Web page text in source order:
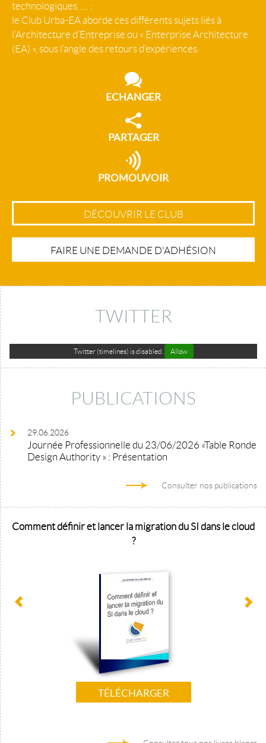
technologiques, … :
le Club Urba-EA aborde ces différents sujets liés à
l’Architecture d’Entreprise ou « Enterprise Architecture
(EA) », sous l’angle des retours d’expériences.
ECHANGER
PARTAGER
PROMOUVOIR
DÉCOUVRIR LE CLUB
FAIRE UNE DEMANDE D'ADHÉSION
TWITTER
Twitter (timelines) is disabled. Allow
PUBLICATIONS
29.06.2026
Journée Professionnelle du 23/06/2026 «Table Ronde
Design Authority » : Présentation
Consulter nos publications
Comment définir et lancer la migration du SI dans le cloud
?
TÉLÉCHARGER